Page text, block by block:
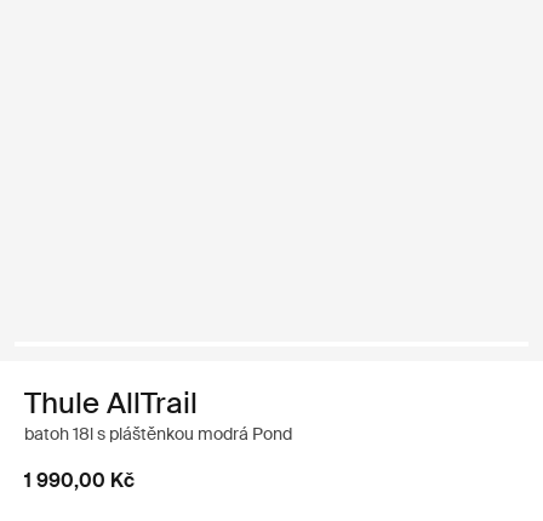
Thule AllTrail
batoh 18l s pláštěnkou modrá Pond
1 990,00 Kč